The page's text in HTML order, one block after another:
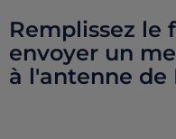
Remplissez le
envoyer un
à l'antenne de